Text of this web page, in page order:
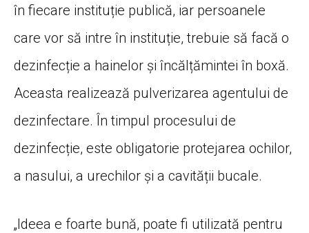
în fiecare instituție publică, iar persoanele
care vor să intre în instituție, trebuie să facă o
dezinfecție a hainelor și încălțămintei în boxă.
Aceasta realizează pulverizarea agentului de
dezinfectare. În timpul procesului de
dezinfecție, este obligatorie protejarea ochilor,
a nasului, a urechilor și a cavității bucale.
„Ideea e foarte bună, poate fi utilizată pentru